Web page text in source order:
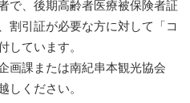
で、後期高齢者医療被保険者証
割引証が必要な方に対して「コ
しています。
画課または南紀串本観光協会
しください。